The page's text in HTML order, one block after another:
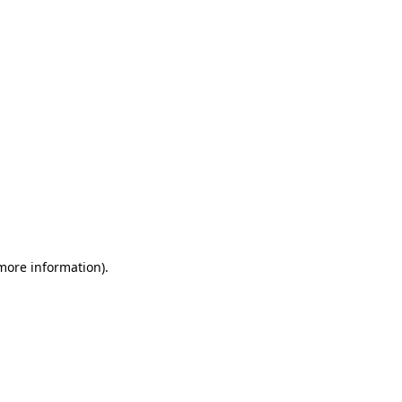
information).